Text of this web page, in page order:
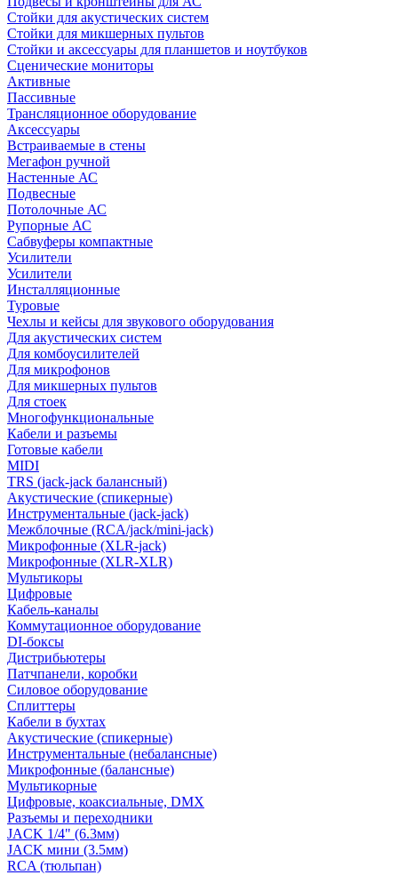
Стойки для акустических систем
Стойки для микшерных пультов
Стойки и аксессуары для планшетов и ноутбуков
Сценические мониторы
Активные
Пассивные
Трансляционное оборудование
Аксессуары
Встраиваемые в стены
Мегафон ручной
Настенные АС
Подвесные
Потолочные АС
Рупорные АС
Сабвуферы компактные
Усилители
Усилители
Инсталляционные
Туровые
Чехлы и кейсы для звукового оборудования
Для акустических систем
Для комбоусилителей
Для микрофонов
Для микшерных пультов
Для стоек
Многофункциональные
Кабели и разъемы
Готовые кабели
MIDI
TRS (jack-jack балансный)
Акустические (спикерные)
Инструментальные (jack-jack)
Межблочные (RCA/jack/mini-jack)
Микрофонные (XLR-jack)
Микрофонные (XLR-XLR)
Мультикоры
Цифровые
Кабель-каналы
Коммутационное оборудование
DI-боксы
Дистрибьютеры
Патчпанели, коробки
Силовое оборудование
Сплиттеры
Кабели в бухтах
Акустические (спикерные)
Инструментальные (небалансные)
Микрофонные (балансные)
Мультикорные
Цифровые, коаксиальные, DMX
Разъемы и переходники
JACK 1/4" (6.3мм)
JACK мини (3.5мм)
RCA (тюльпан)